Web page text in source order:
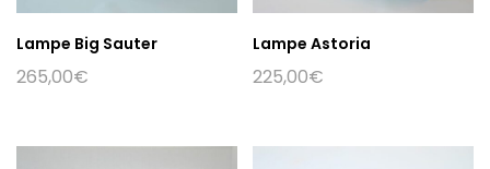
Lampe Big Sauter
265,00€
Lampe Astoria
225,00€